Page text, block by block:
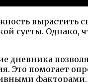
суеты.
помогает